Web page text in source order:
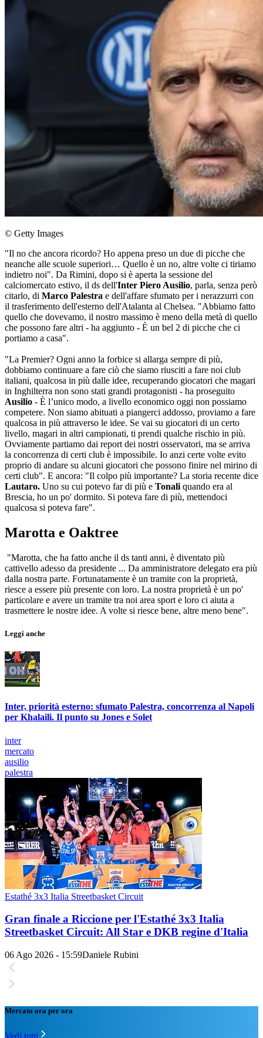
© Getty Images
"Il no che ancora ricordo? Ho appena preso un due di picche che
neanche alle scuole superiori… Quello è un no, altre volte ci tiriamo
indietro noi". Da Rimini, dopo si è aperta la sessione del
calciomercato estivo, il ds dell'Inter Piero Ausilio, parla, senza però
citarlo, di Marco Palestra e dell'affare sfumato per i nerazzurri con
il trasferimento dell'esterno dell'Atalanta al Chelsea. "Abbiamo fatto
quello che dovevamo, il nostro massimo è meno della metà di quello
che possono fare altri - ha aggiunto - È un bel 2 di picche che ci
portiamo a casa".
"La Premier? Ogni anno la forbice si allarga sempre di più,
dobbiamo continuare a fare ciò che siamo riusciti a fare noi club
italiani, qualcosa in più dalle idee, recuperando giocatori che magari
in Inghilterra non sono stati grandi protagonisti - ha proseguito
Ausilio - È l’unico modo, a livello economico oggi non possiamo
competere. Non siamo abituati a piangerci addosso, proviamo a fare
qualcosa in più attraverso le idee. Se vai su giocatori di un certo
livello, magari in altri campionati, ti prendi qualche rischio in più.
Ovviamente partiamo dai report dei nostri osservatori, ma se arriva
la concorrenza di certi club è impossibile. Io anzi certe volte evito
proprio di andare su alcuni giocatori che possono finire nel mirino di
certi club". E ancora: "Il colpo più importante? La storia recente dice
Lautaro. Uno su cui potevo far di più e Tonali quando era al
Brescia, ho un po' dormito. Si poteva fare di più, mettendoci
qualcosa si poteva fare".
Marotta e Oaktree
"Marotta, che ha fatto anche il ds tanti anni, è diventato più
cattivello adesso da presidente ... Da amministratore delegato era più
dalla nostra parte. Fortunatamente è un tramite con la proprietà,
riesce a essere più presente con loro. La nostra proprietà è un po'
particolare e avere un tramite tra noi area sport e loro ci aiuta a
trasmettere le nostre idee. A volte si riesce bene, altre meno bene".
Leggi anche
Inter, priorità esterno: sfumato Palestra, concorrenza al Napoli
per Khalaili. Il punto su Jones e Solet
inter
mercato
ausilio
palestra
Estathé 3x3 Italia Streetbasket Circuit
Gran finale a Riccione per l'Estathé 3x3 Italia
Streetbasket Circuit: All Star e DKB regine d'Italia
06 Ago 2026 - 15:59Daniele Rubini
Mercato ora per ora